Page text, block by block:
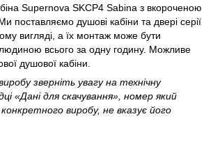
Supernova SKCP4 Sabina з вкороченою
поставляємо душові кабіни та двері серії
вигляді, а їх монтаж може бути
всього за одну годину. Можливе
душової кабіни.
зверніть увагу на технічну
«Дані для скачування», номер який
конкретного виробу, не вказує його